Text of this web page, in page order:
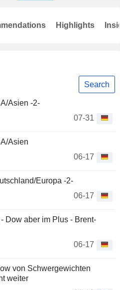
Search
Asien -2-
07-31
Asien
06-17
Europa -2-
06-17
Dow aber im Plus - Brent-
06-17
von Schwergewichten
weiter
Highlights